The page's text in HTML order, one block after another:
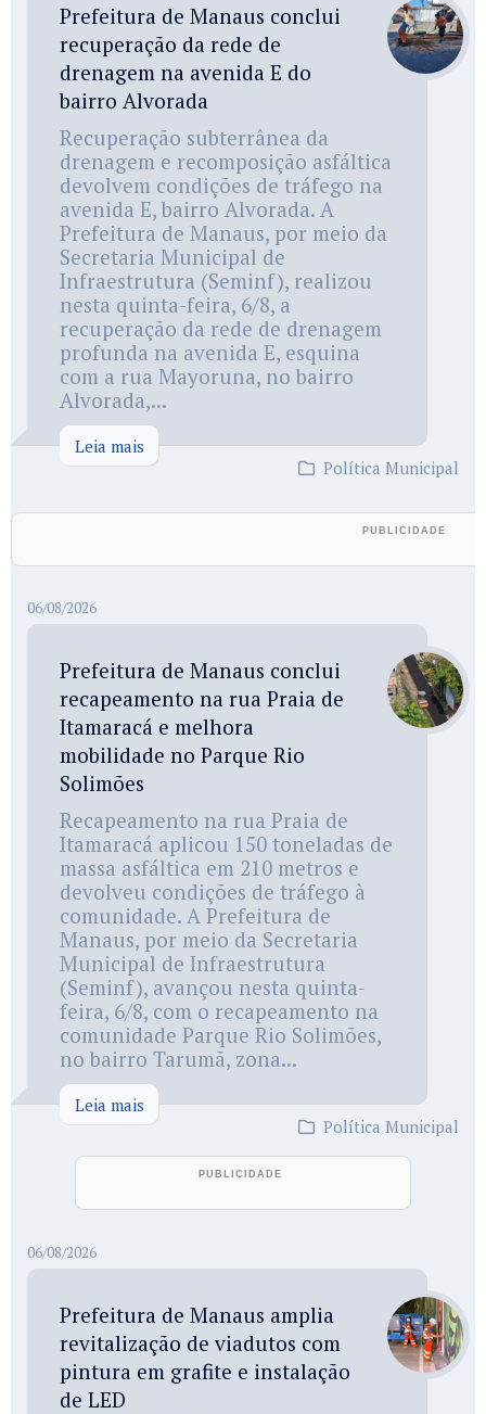
Prefeitura de Manaus conclui
recuperação da rede de
drenagem na avenida E do
bairro Alvorada
Recuperação subterrânea da
drenagem e recomposição asfáltica
devolvem condições de tráfego na
avenida E, bairro Alvorada. A
Prefeitura de Manaus, por meio da
Secretaria Municipal de
Infraestrutura (Seminf), realizou
nesta quinta-feira, 6/8, a
recuperação da rede de drenagem
profunda na avenida E, esquina
com a rua Mayoruna, no bairro
Alvorada,...
Leia mais
Política Municipal
06/08/2026
Prefeitura de Manaus conclui
recapeamento na rua Praia de
Itamaracá e melhora
mobilidade no Parque Rio
Solimões
Recapeamento na rua Praia de
Itamaracá aplicou 150 toneladas de
massa asfáltica em 210 metros e
devolveu condições de tráfego à
comunidade. A Prefeitura de
Manaus, por meio da Secretaria
Municipal de Infraestrutura
(Seminf), avançou nesta quinta-
feira, 6/8, com o recapeamento na
comunidade Parque Rio Solimões,
no bairro Tarumã, zona...
Leia mais
Política Municipal
06/08/2026
Prefeitura de Manaus amplia
revitalização de viadutos com
pintura em grafite e instalação
de LED